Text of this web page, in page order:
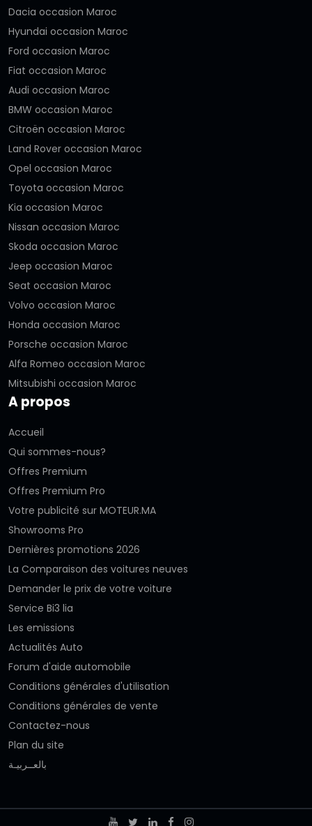
Dacia occasion Maroc
Hyundai occasion Maroc
Ford occasion Maroc
Fiat occasion Maroc
Audi occasion Maroc
BMW occasion Maroc
Citroën occasion Maroc
Land Rover occasion Maroc
Opel occasion Maroc
Toyota occasion Maroc
Kia occasion Maroc
Nissan occasion Maroc
Skoda occasion Maroc
Jeep occasion Maroc
Seat occasion Maroc
Volvo occasion Maroc
Honda occasion Maroc
Porsche occasion Maroc
Alfa Romeo occasion Maroc
Mitsubishi occasion Maroc
A propos
Accueil
Qui sommes-nous?
Offres Premium
Offres Premium Pro
Votre publicité sur MOTEUR.MA
Showrooms Pro
Dernières promotions 2026
La Comparaison des voitures neuves
Demander le prix de votre voiture
Service Bi3 lia
Les emissions
Actualités Auto
Forum d'aide automobile
Conditions générales d'utilisation
Conditions générales de vente
Contactez-nous
Plan du site
بالعــربيـة